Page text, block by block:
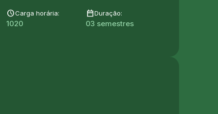
scheduleCarga horária:
1020
date_rangeDuração:
03 semestres